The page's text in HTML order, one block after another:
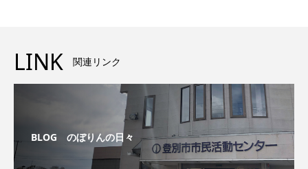
LINK 関連リンク
BLOG のぼりんの日々